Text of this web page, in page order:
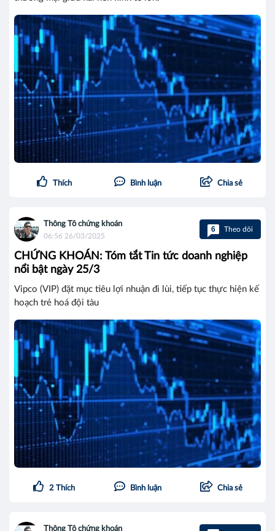
Thích Bình luận Chia sẻ
Thông Tô chứng khoán
06:56 26/03/2025
6 Theo dõi
CHỨNG KHOÁN: Tóm tắt Tin tức doanh nghiệp
nổi bật ngày 25/3
Vipco (VIP) đặt mục tiêu lợi nhuận đi lùi, tiếp tục thực hiện kế
hoạch trẻ hoá đội tàu
2 Thích Bình luận Chia sẻ
Thông Tô chứng khoán